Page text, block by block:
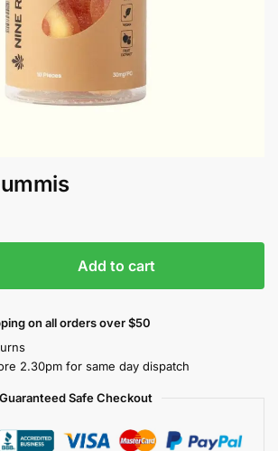
Add to cart
on all orders over $50
2.30pm for same day dispatch
Guaranteed Safe Checkout